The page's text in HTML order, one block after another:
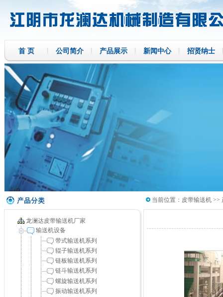
首 页 公司简介 产品展示 新闻中心 招贤纳士
龙澜达皮带输送机厂家
输送机设备
带式输送机系列
辊子输送机系列
链板输送机系列
链斗输送机系列
螺旋输送机系列
振动输送机系列
当前位置： 皮带输送机>>